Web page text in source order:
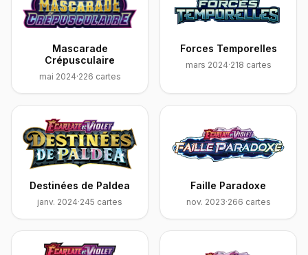
Mascarade
Crépusculaire
mai 2024·226 cartes
Forces Temporelles
mars 2024·218 cartes
Destinées de Paldea
janv. 2024·245 cartes
Faille Paradoxe
nov. 2023·266 cartes